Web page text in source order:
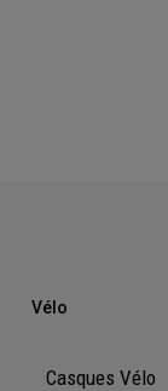
Vélo
Casques Vélo